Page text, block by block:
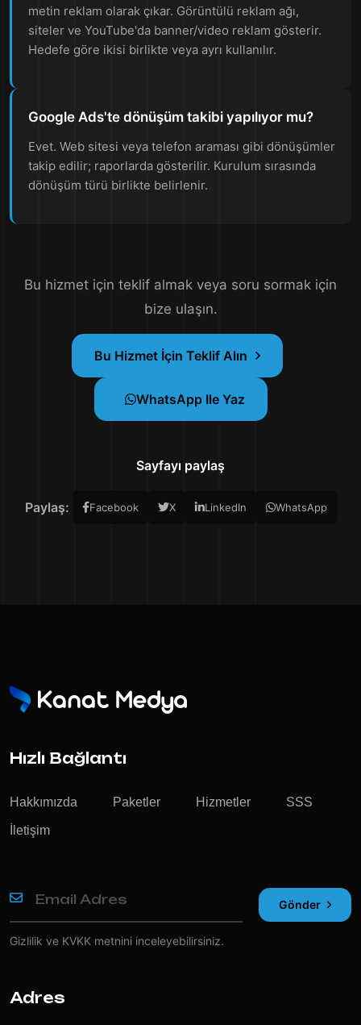
metin reklam olarak çıkar. Görüntülü reklam ağı,
siteler ve YouTube'da banner/video reklam gösterir.
Hedefe göre ikisi birlikte veya ayrı kullanılır.
Google Ads'te dönüşüm takibi yapılıyor mu?
Evet. Web sitesi veya telefon araması gibi dönüşümler
takip edilir; raporlarda gösterilir. Kurulum sırasında
dönüşüm türü birlikte belirlenir.
Bu hizmet için teklif almak veya soru sormak için
bize ulaşın.
Bu Hizmet İçin Teklif Alın
WhatsApp Ile Yaz
Sayfayı paylaş
Paylaş: Facebook X LinkedIn WhatsApp
Hızlı Bağlantı
Hakkımızda Paketler Hizmetler SSS
İletişim
Gönder
Gizlilik ve KVKK metnini inceleyebilirsiniz.
Adres